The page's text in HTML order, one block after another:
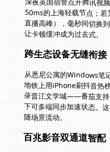
让卡顿缓冲成为过去式。
跨生态设备无缝衔接
从悉尼公寓的Windows笔
地铁上用iPhone刷抖音热
录晋江文学城——番茄支持
下可多端同步加速状态。
随场景流动。
百兆影音双通道智配